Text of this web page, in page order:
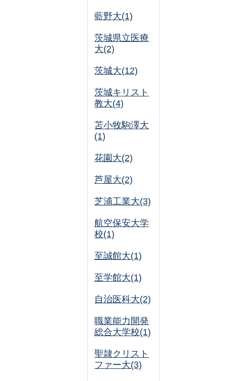
藍野大(1)
茨城県立医療
大(2)
茨城大(12)
茨城キリスト
教大(4)
苫小牧駒澤大
(1)
花園大(2)
芦屋大(2)
芝浦工業大(3)
航空保安大学
校(1)
至誠館大(1)
至学館大(1)
自治医科大(2)
職業能力開発
総合大学校(1)
聖隷クリスト
ファー大(3)